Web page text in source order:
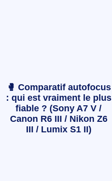
🥊 Comparatif autofocus
: qui est vraiment le plus
fiable ? (Sony A7 V /
Canon R6 III / Nikon Z6
III / Lumix S1 II)